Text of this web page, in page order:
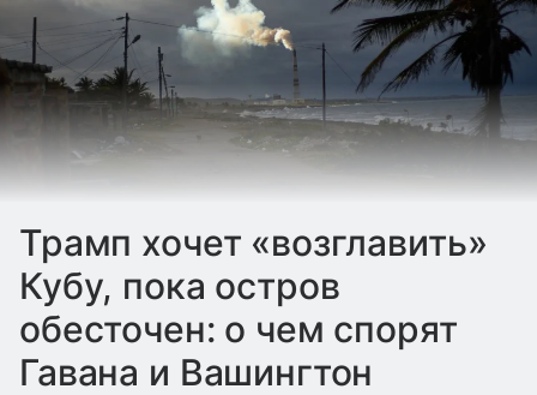
Трамп хочет «возглавить»
Кубу, пока остров
обесточен: о чем спорят
Гавана и Вашингтон